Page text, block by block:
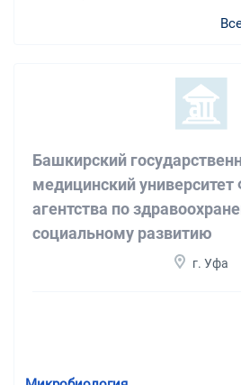
Башкирский
медицинский
агентства по
социальному развитию
г. Уфа